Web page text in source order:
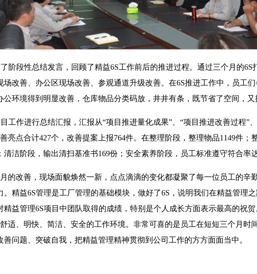
段性总结发言，回顾了精益6S工作前后的推进过程。通过三个月的
改善、办公区现场改善、参观通道升级改善。在6S推进工作中，员工
环境得到明显改善，仓库物品分类码放，井井有条，既节省了空间，又
作进行总结汇报，汇报从“项目推进量化成果”、“项目推进改善过程”
点合计427个，改善提案上报764件。在整理阶段，整理物品1149件；
洁阶段，输出清扫基准书169份；安全素养阶段，员工标准遵守符合率达
改善，现场面貌焕然一新，点点滴滴的变化都凝聚了每一位员工的辛
精益6S管理是工厂管理的基础模块，做好了6S，说明我们在精益管理
益管理6S项目中团队取得的成绩，特别是个人成长方面表示最高的祝
适、明快、简洁、安全的工作环境。非常可喜的是员工在短短三个月
问题、突破自我，把精益管理精神贯彻到公司工作的方方面面当中。